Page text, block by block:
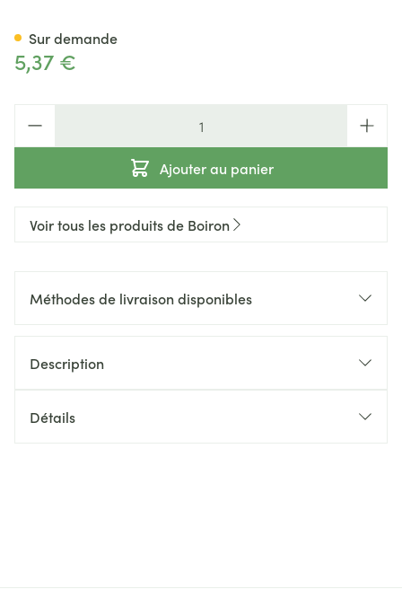
5,37 €
Ajouter au panier
Sur demande
Voir tous les produits de Boiron
Méthodes de livraison disponibles
Description
Détails